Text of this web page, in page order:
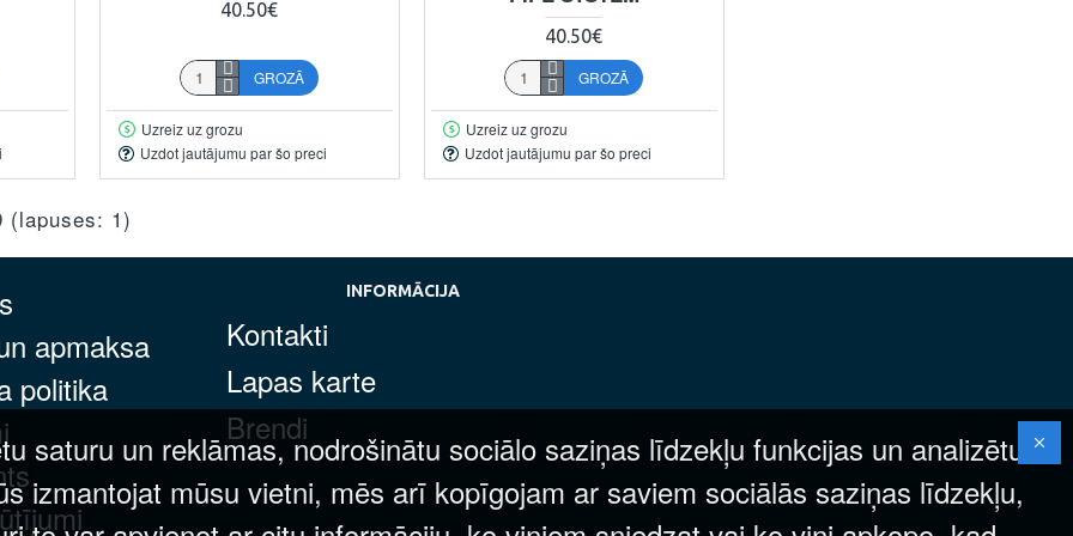
40.50€
GROZĀ
Uzreiz uz grozu
Uzdot jautājumu par šo preci
40.50€
GROZĀ
Uzreiz uz grozu
Uzdot jautājumu par šo preci
(lapuses: 1)
apmaksa
politika
INFORMĀCIJA
Kontakti
Lapas karte
Brendi
saturu un reklāmas, nodrošinātu sociālo saziņas līdzekļu funkcijas un analizētu
izmantojat mūsu vietni, mēs arī kopīgojam ar saviem sociālās saziņas līdzekļu,